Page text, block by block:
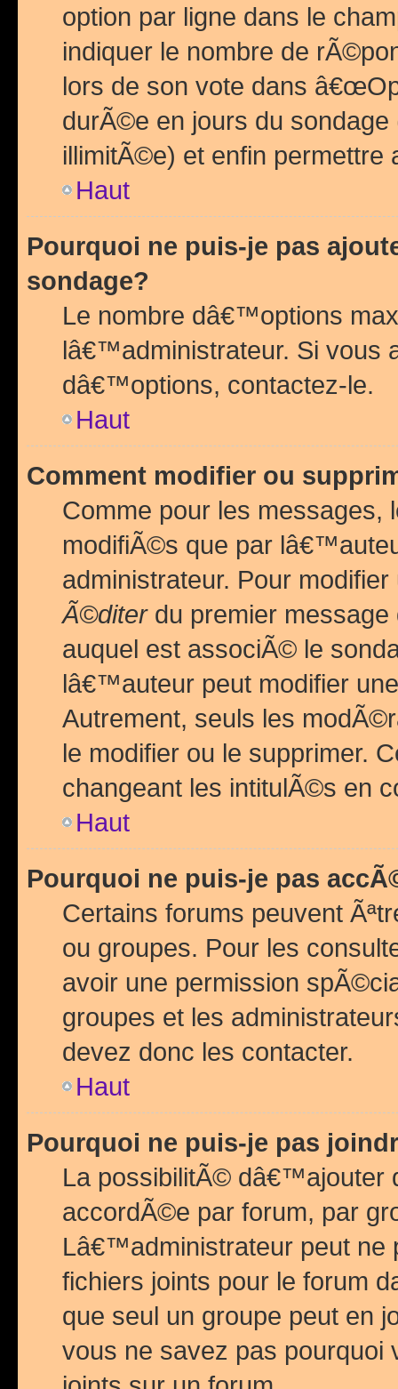
option par ligne dans le
indiquer le nombre de
lors de son vote dans
durÃ©e en jours du
illimitÃ©e) et enfin permettre
Haut
Pourquoi ne puis-je pas
sondage?
Le nombre dâ€™options
lâ€™administrateur. Si vous
dâ€™options, contactez-le.
Haut
Comment modifier ou
Comme pour les messages,
modifiÃ©s que par
administrateur. Pour
Ã©diterdu premier
auquel est associÃ© le
lâ€™auteur peut modifier
Autrement, seuls les
le modifier ou le supprimer.
changeant les intitulÃ©s en
Haut
Pourquoi ne puis-je pas
Certains forums peuvent
ou groupes. Pour les
avoir une permission
groupes et les
devez donc les contacter.
Haut
Pourquoi ne puis-je pas
La possibilitÃ© dâ€™ajouter
accordÃ©e par forum, par
Lâ€™administrateur peut
fichiers joints pour le forum
que seul un groupe peut en
vous ne savez pas pourquoi